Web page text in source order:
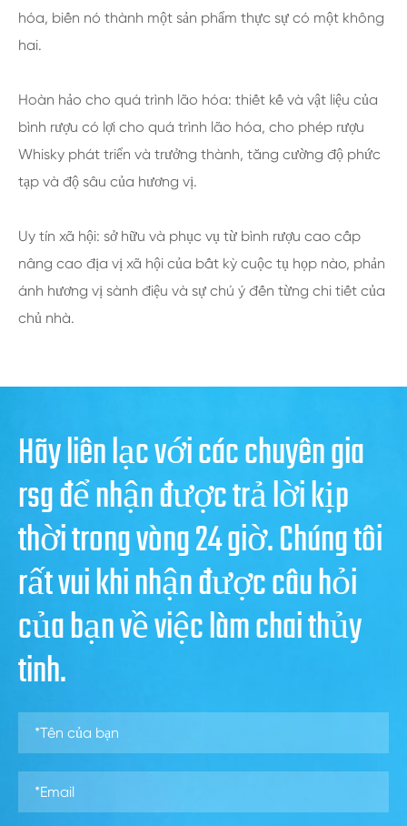
hóa, biến nó thành một sản phẩm thực sự có một không
hai.
Hoàn hảo cho quá trình lão hóa: thiết kế và vật liệu của
bình rượu có lợi cho quá trình lão hóa, cho phép rượu
Whisky phát triển và trưởng thành, tăng cường độ phức
tạp và độ sâu của hương vị.
Uy tín xã hội: sở hữu và phục vụ từ bình rượu cao cấp
nâng cao địa vị xã hội của bất kỳ cuộc tụ họp nào, phản
ánh hương vị sành điệu và sự chú ý đến từng chi tiết của
chủ nhà.
Hãy liên lạc với các chuyên gia
rsg để nhận được trả lời kịp
thời trong vòng 24 giờ. Chúng tôi
rất vui khi nhận được câu hỏi
của bạn về việc làm chai thủy
tinh.